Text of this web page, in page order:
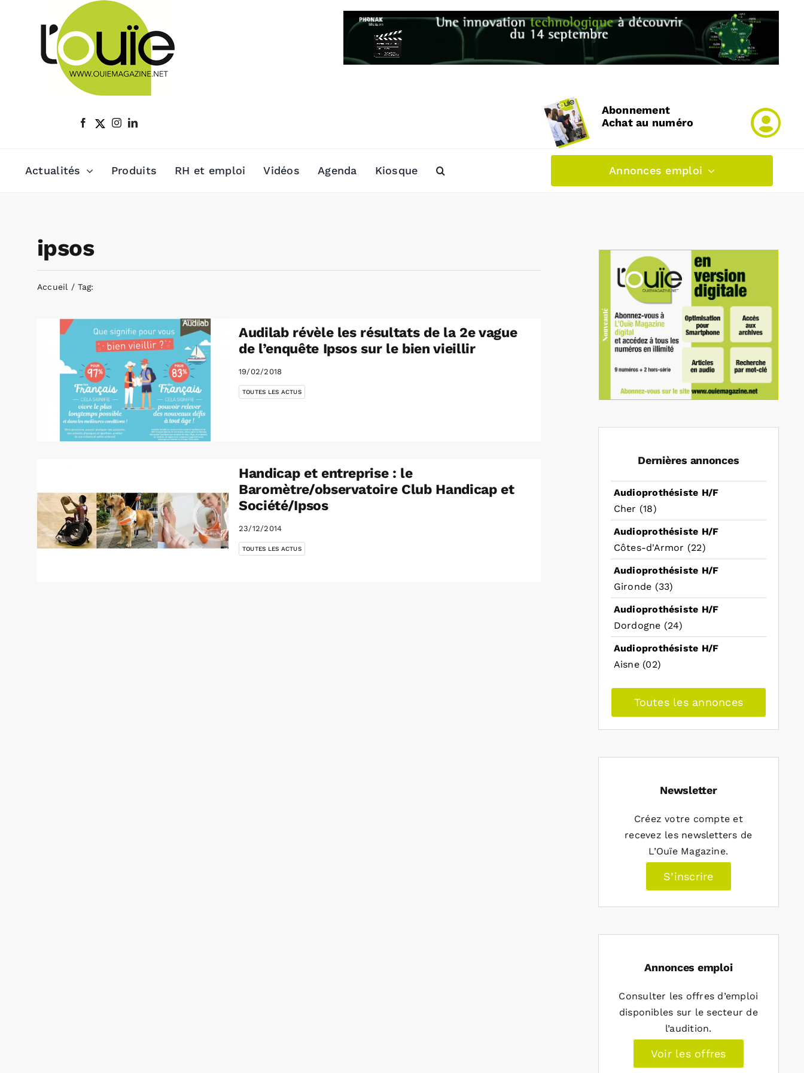
Abonnement
Achat au numéro
Actualités Produits RH et emploi Vidéos Agenda Kiosque Annonces emploi
ipsos
Accueil Tag:
Audilab révèle les résultats de la 2e vague
de l’enquête Ipsos sur le bien vieillir
19/02/2018
TOUTES LES ACTUS
Handicap et entreprise : le
Baromètre/observatoire Club Handicap et
Société/Ipsos
23/12/2014
TOUTES LES ACTUS
Dernières annonces
Audioprothésiste H/F
Cher (18)
Audioprothésiste H/F
Côtes-d'Armor (22)
Audioprothésiste H/F
Gironde (33)
Audioprothésiste H/F
Dordogne (24)
Audioprothésiste H/F
Aisne (02)
Toutes les annonces
Newsletter
Créez votre compte et
recevez les newsletters de
L’Ouïe Magazine.
S’inscrire
Annonces emploi
Consulter les offres d’emploi
disponibles sur le secteur de
l’audition.
Voir les offres